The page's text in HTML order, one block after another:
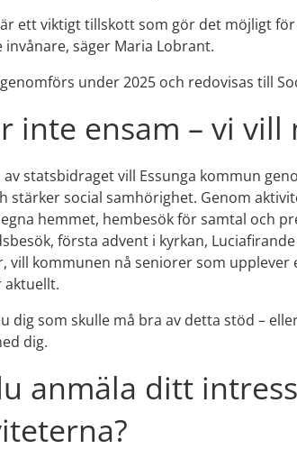
ett viktigt tillskott som gör det möjligt
invånare, säger Maria Lobrant.
under 2025 och redovisas till
inte ensam – vi vill
av statsbidraget vill Essunga kommun
stärker social samhörighet. Genom
hemmet, hembesök för samtal och
första advent i kyrkan,
vill kommunen nå seniorer som
aktuellt.
dig som skulle må bra av detta stöd –
dig.
anmäla ditt